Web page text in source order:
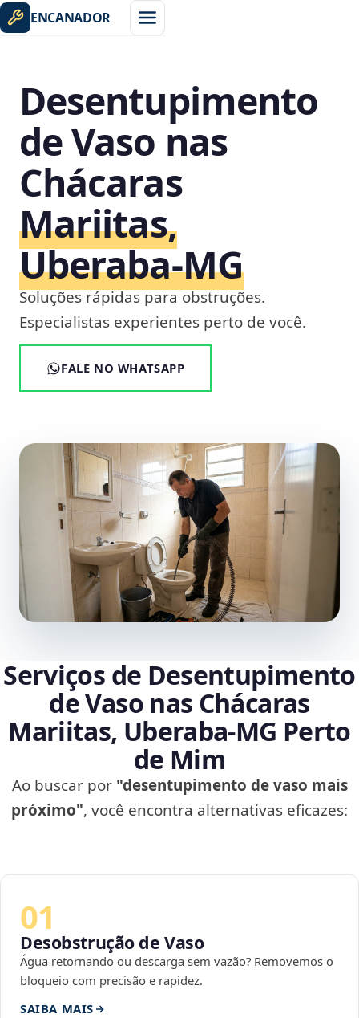
ENCANADOR
Desentupimento
de Vaso nas
Chácaras
Mariitas,
Uberaba‑MG
Soluções rápidas para obstruções.
Especialistas experientes perto de você.
FALE NO WHATSAPP
Serviços de Desentupimento
de Vaso nas Chácaras
Mariitas, Uberaba‑MG Perto
de Mim
Ao buscar por "desentupimento de vaso mais
próximo", você encontra alternativas eficazes:
01
Desobstrução de Vaso
Água retornando ou descarga sem vazão? Removemos o
bloqueio com precisão e rapidez.
SAIBA MAIS